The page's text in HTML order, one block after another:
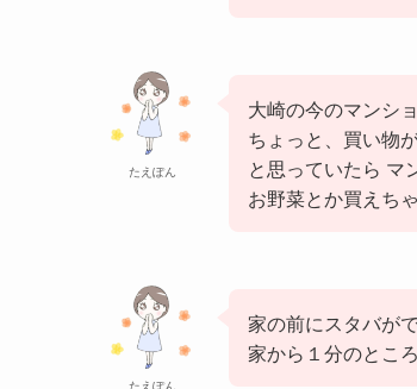
たえぽん
大崎の今のマンシ
ちょっと、買い物
と思っていたら マ
お野菜とか買えち
家の前にスタバが
家から１分のとこ